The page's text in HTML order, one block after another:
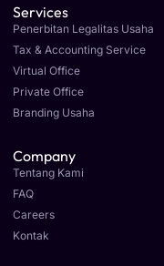
Services
Penerbitan Legalitas Usaha
Tax & Accounting Service
Virtual Office
Private Office
Branding Usaha
Company
Tentang Kami
FAQ
Careers
Kontak